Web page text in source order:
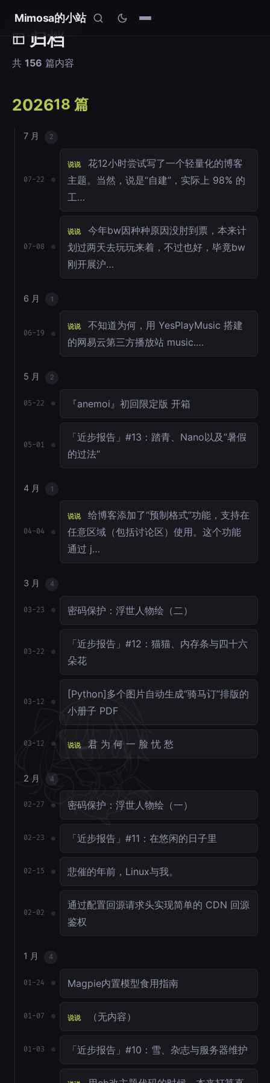
Mimosa的小站
归档
共 156 篇内容
202618 篇
7 月 2
07-22
说说
花12小时尝试写了一个轻量化的博客
主题。当然，说是“自建”，实际上 98% 的
工…
07-08
说说
今年bw因种种原因没肘到票，本来计
划过两天去玩玩来着，不过也好，毕竟bw
刚开展沪…
6 月 1
06-19
说说
不知道为何，用 YesPlayMusic 搭建
的网易云第三方播放站 music.…
5 月 2
05-22 『anemoi』初回限定版 开箱
05-01
「近步报告」#13：踏青、Nano以及“暑假
的过法“
4 月 1
04-04
说说
给博客添加了“预制格式”功能，支持在
任意区域（包括讨论区）使用。这个功能
通过 j…
3 月 4
03-23 密码保护：浮世人物绘（二）
03-22
「近步报告」#12：猫猫、内存条与四十六
朵花
03-12
[Python]多个图片自动生成“骑马订”排版的
小册子 PDF
03-12 说说 君 为 何 一 脸 忧 愁
2 月 4
02-27 密码保护：浮世人物绘（一）
02-23 「近步报告」#11：在悠闲的日子里
02-15 悲催的年前，Linux与我。
02-02
通过配置回源请求头实现简单的 CDN 回源
鉴权
1 月 4
01-24 Magpie内置模型食用指南
01-07 说说 （无内容）
01-03 「近步报告」#10：雪、杂志与服务器维护